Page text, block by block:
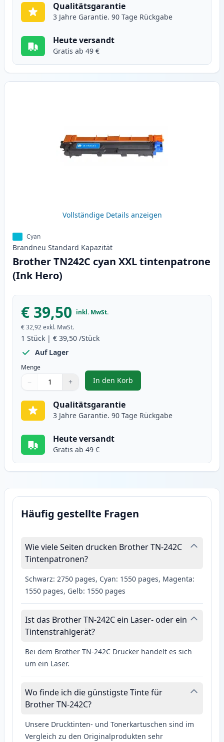
Qualitätsgarantie
3 Jahre Garantie. 90 Tage Rückgabe
Heute versandt
Gratis ab 49 €
Vollständige Details anzeigen
Cyan
Brandneu Standard Kapazität
Brother TN242C cyan XXL tintenpatrone
(Ink Hero)
€ 39,50 inkl. MwSt.
€ 32,92exkl. MwSt.
1 Stück | € 39,50 /Stück
Auf Lager
Menge
Verwenden Sie die Tasten, um anzupassen
− +
1
In den Korb
, Brother TN242C cyan XXL
Qualitätsgarantie
3 Jahre Garantie. 90 Tage Rückgabe
Heute versandt
Gratis ab 49 €
Häufig gestellte Fragen
Wie viele Seiten drucken Brother TN-242C
Tintenpatronen?
Schwarz: 2750 pages, Cyan: 1550 pages, Magenta:
1550 pages, Gelb: 1550 pages
Ist das Brother TN-242C ein Laser- oder ein
Tintenstrahlgerät?
Bei dem Brother TN-242C Drucker handelt es sich
um ein Laser.
Wo finde ich die günstigste Tinte für
Brother TN-242C?
Unsere Drucktinten- und Tonerkartuschen sind im
Vergleich zu den Originalprodukten sehr